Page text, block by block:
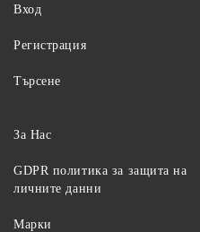
Вход
Регистрация
Търсене
За Нас
GDPR политика за защита на
личните данни
Марки